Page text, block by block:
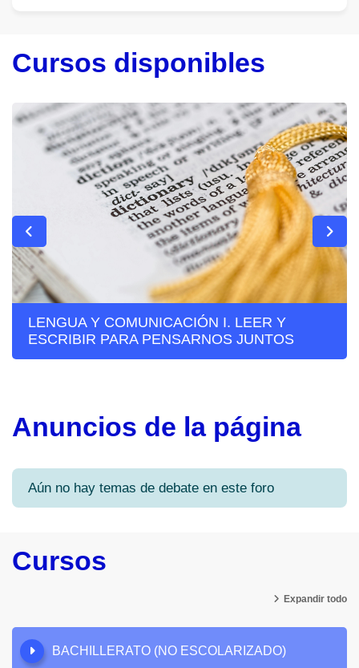
Cursos disponibles
LENGUA Y COMUNICACIÓN I. LEER Y
ESCRIBIR PARA PENSARNOS JUNTOS
Anuncios de la página
Aún no hay temas de debate en este foro
Cursos
Expandir todo
BACHILLERATO (NO ESCOLARIZADO)